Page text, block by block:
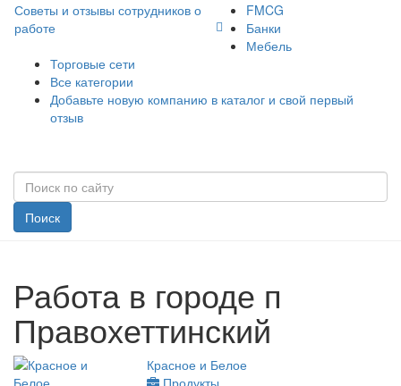
Советы и отзывы сотрудников о
работе
FMCG
Банки
Мебель
Торговые сети
Все категории
Добавьте новую компанию в каталог и свой первый
отзыв
Поиск
Работа в городе п
Правохеттинский
Красное и Белое
Продукты